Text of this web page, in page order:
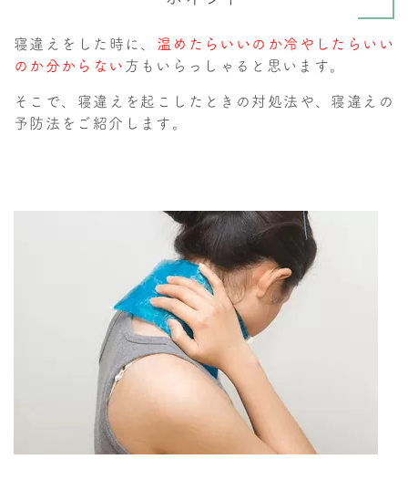
寝違えをした時に、 温めたらいいのか冷やしたらいい
のか分からない方もいらっしゃると思います。
そこで、寝違えを起こしたときの対処法や、寝違えの
予防法をご紹介します。